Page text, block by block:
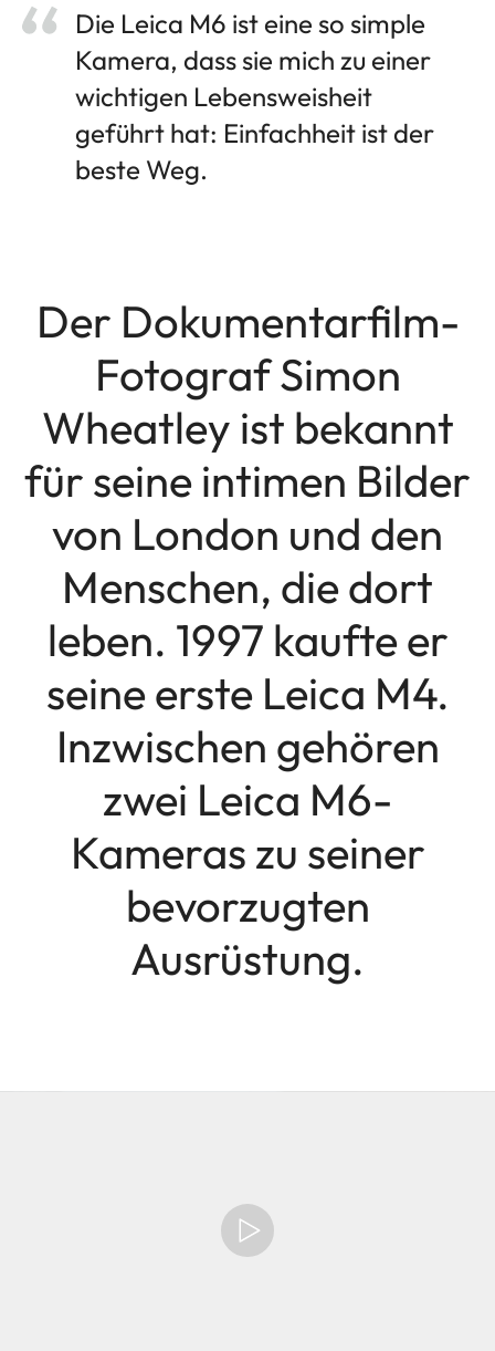
Die Leica M6 ist eine so simple
Kamera, dass sie mich zu einer
wichtigen Lebensweisheit
geführt hat: Einfachheit ist der
beste Weg.
Der Dokumentarfilm-
Fotograf Simon
Wheatley ist bekannt
für seine intimen Bilder
von London und den
Menschen, die dort
leben. 1997 kaufte er
seine erste Leica M4.
Inzwischen gehören
zwei Leica M6-
Kameras zu seiner
bevorzugten
Ausrüstung.